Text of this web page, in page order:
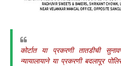
कोर्टात या प्रकरणी तातडीची
न्यायालायाने या प्रकरणी बदलापूर